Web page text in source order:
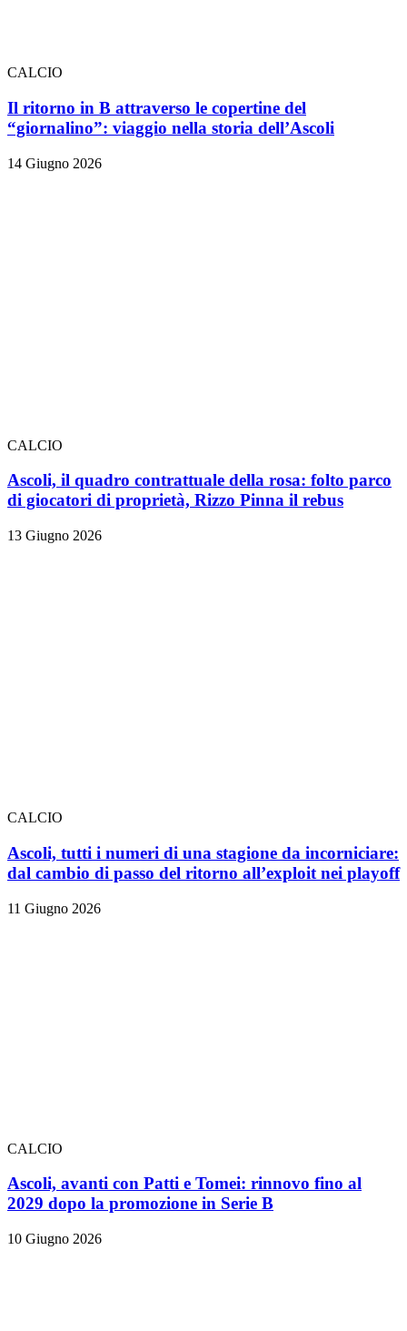
CALCIO
Il ritorno in B attraverso le copertine del
“giornalino”: viaggio nella storia dell’Ascoli
14 Giugno 2026
CALCIO
Ascoli, il quadro contrattuale della rosa: folto parco
di giocatori di proprietà, Rizzo Pinna il rebus
13 Giugno 2026
CALCIO
Ascoli, tutti i numeri di una stagione da incorniciare:
dal cambio di passo del ritorno all’exploit nei playoff
11 Giugno 2026
CALCIO
Ascoli, avanti con Patti e Tomei: rinnovo fino al
2029 dopo la promozione in Serie B
10 Giugno 2026